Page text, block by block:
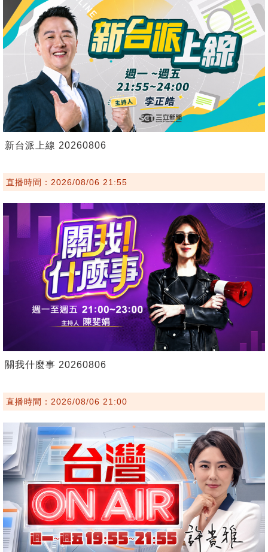
新台派上線 20260806
直播時間：2026/08/06 21:55
關我什麼事 20260806
直播時間：2026/08/06 21:00